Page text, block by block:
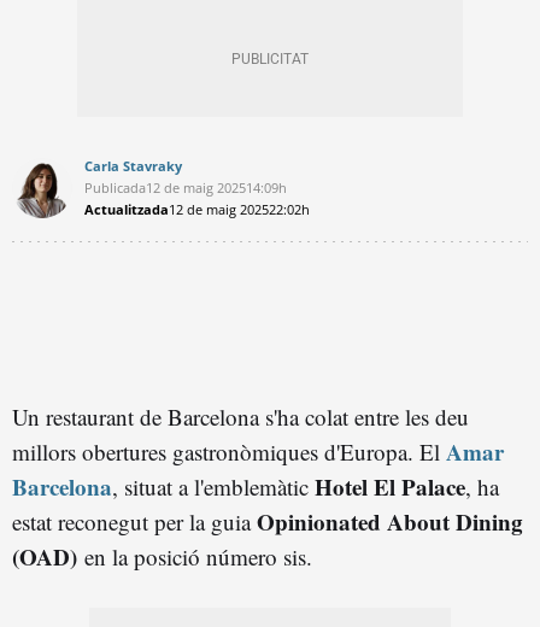
Carla Stavraky
Publicada12 de maig 202514:09h
Actualitzada12 de maig 202522:02h
Un restaurant de Barcelona s'ha colat entre les deu
millors obertures gastronòmiques d'Europa. El Amar
Barcelona, situat a l'emblemàtic Hotel El Palace, ha
estat reconegut per la guiaOpinionated About Dining
(OAD) en la posició número sis.